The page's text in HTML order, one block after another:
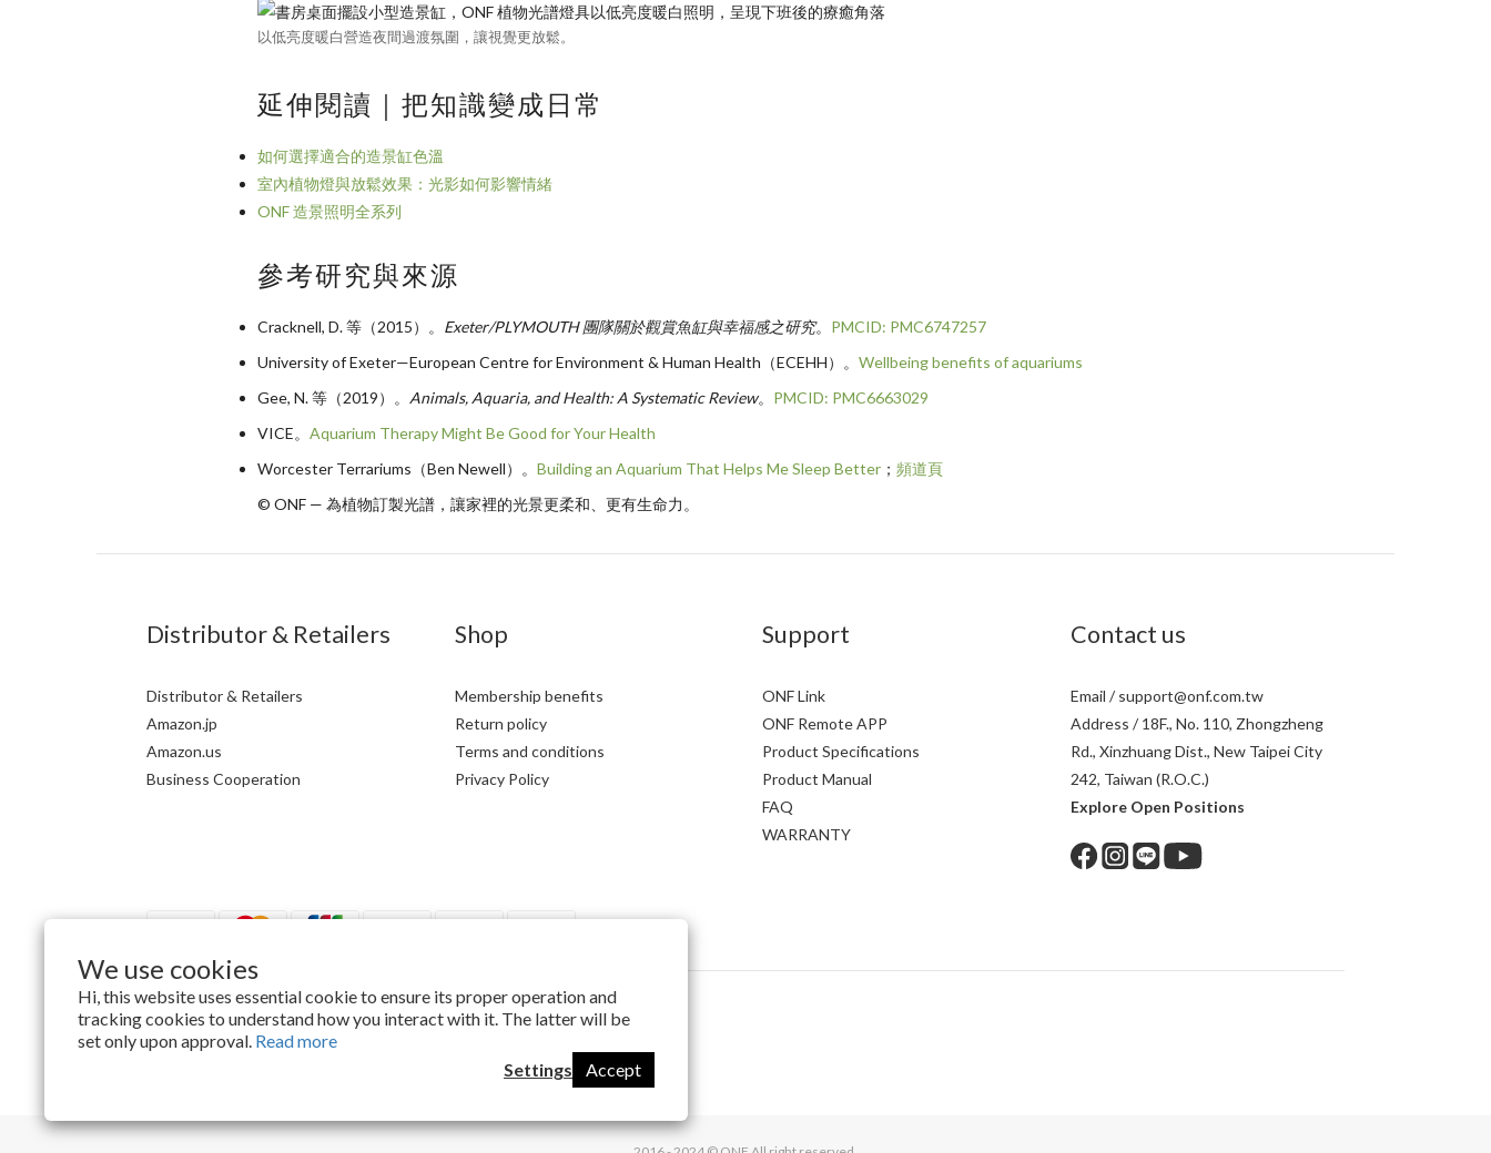
We use cookies
Hi, this website uses essential cookie to ensure its proper operation and
tracking cookies to understand how you interact with it. The latter will be
set only upon approval. Read more
Settings
Accept
以低亮度暖白營造夜間過渡氛圍，讓視覺更放鬆。
延伸閱讀｜把知識變成日常
如何選擇適合的造景缸色溫
室內植物燈與放鬆效果：光影如何影響情緒
ONF 造景照明全系列
參考研究與來源
Cracknell, D. 等（2015）。 Exeter/PLYMOUTH 團隊關於觀賞魚缸與幸福感之研究。 PMCID: PMC6747257
University of Exeter—European Centre for Environment & Human Health（ECEHH）。 Wellbeing benefits of aquariums
Gee, N. 等（2019）。 Animals, Aquaria, and Health: A Systematic Review。 PMCID: PMC6663029
VICE。 Aquarium Therapy Might Be Good for Your Health
Worcester Terrariums（Ben Newell）。 Building an Aquarium That Helps Me Sleep Better ； 頻道頁
© ONF — 為植物訂製光譜，讓家裡的光景更柔和、更有生命力。
Distributor & Retailers
Distributor & Retailers
Amazon.jp
Amazon.us
Business Cooperation
Shop
Membership benefits
Return policy
Terms and conditions
Privacy Policy
Support
ONF Link
ONF Remote APP
Product Specifications
Product Manual
FAQ
WARRANTY
Contact us
Email / support@onf.com.tw
Address / 18F., No. 110, Zhongzheng
Rd., Xinzhuang Dist., New Taipei City
242, Taiwan (R.O.C.)
Explore Open Positions
$TWD English